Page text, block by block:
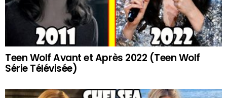
Teen Wolf Avant et Après 2022 (Teen Wolf
Série Télévisée)